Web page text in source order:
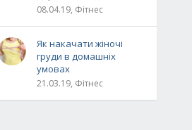
08.04.19, Фітнес
Як накачати жіночі
груди в домашніх
умовах
21.03.19, Фітнес